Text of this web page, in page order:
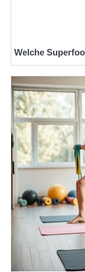
Welche